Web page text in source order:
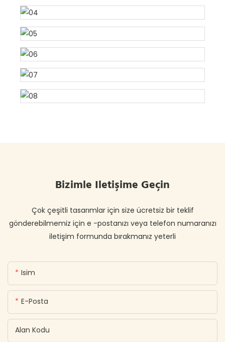
Bizimle Iletişime Geçin
Çok çeşitli tasarımlar için size ücretsiz bir teklif
gönderebilmemiz için e -postanızı veya telefon numaranızı
iletişim formunda bırakmanız yeterli
Isim
E-Posta
Alan Kodu